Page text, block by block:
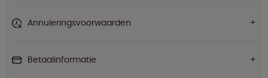
Annuleringsvoorwaarden
Betaalinformatie